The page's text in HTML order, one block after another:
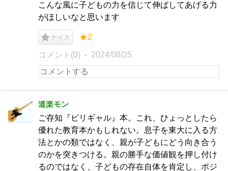
こんな風に子どもの力を信じて伸ばしてあげる力
がほしいなと思います
ナイス ★2
コメント(0) 2024/08/25
道楽モン
ご存知『ビリギャル』本。これ、ひょっとしたら
優れた教育本かもしれない。息子を東大に入る方
法とかの類ではなく、親が子どもにどう向き合う
のかを突きつける。親の勝手な価値観を押し付け
るのではなく、子どもの存在自体を肯定し、ポジ